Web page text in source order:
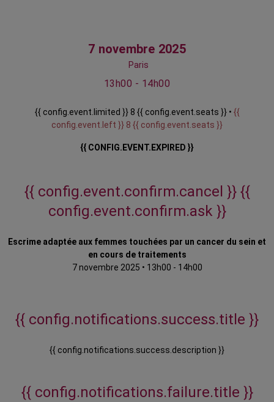
7 novembre 2025
Paris
13h00 - 14h00
{{ config.event.limited }} 8 {{ config.event.seats }} • {{
config.event.left }} 8 {{ config.event.seats }}
{{ CONFIG.EVENT.EXPIRED }}
{{ config.event.confirm.cancel }} {{
config.event.confirm.ask }}
Escrime adaptée aux femmes touchées par un cancer du sein et
en cours de traitements
7 novembre 2025 • 13h00 - 14h00
{{ config.notifications.success.title }}
{{ config.notifications.success.description }}
{{ config.notifications.failure.title }}